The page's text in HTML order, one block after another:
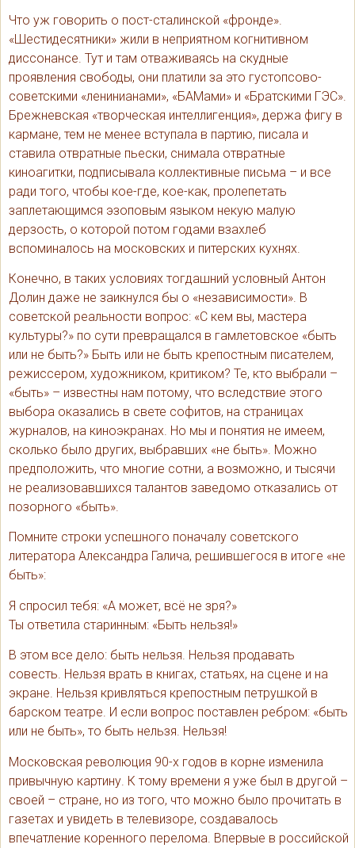
Что уж говорить о пост-сталинской «фронде».
«Шестидесятники» жили в неприятном когнитивном
диссонансе. Тут и там отваживаясь на скудные
проявления свободы, они платили за это густопсово-
советскими «ленинианами», «БАМами» и «Братскими ГЭС».
Брежневская «творческая интеллигенция», держа фигу в
кармане, тем не менее вступала в партию, писала и
ставила отвратные пьески, снимала отвратные
киноагитки, подписывала коллективные письма – и все
ради того, чтобы кое-где, кое-как, пролепетать
заплетающимся эзоповым языком некую малую
дерзость, о которой потом годами взахлеб
вспоминалось на московских и питерских кухнях.
Конечно, в таких условиях тогдашний условный Антон
Долин даже не заикнулся бы о «независимости». В
советской реальности вопрос: «С кем вы, мастера
культуры?» по сути превращался в гамлетовское «быть
или не быть?» Быть или не быть крепостным писателем,
режиссером, художником, критиком? Те, кто выбрали –
«быть» – известны нам потому, что вследствие этого
выбора оказались в свете софитов, на страницах
журналов, на киноэкранах. Но мы и понятия не имеем,
сколько было других, выбравших «не быть». Можно
предположить, что многие сотни, а возможно, и тысячи
не реализовавшихся талантов заведомо отказались от
позорного «быть».
Помните строки успешного поначалу советского
литератора Александра Галича, решившегося в итоге «не
быть»:
Я спросил тебя: «А может, всё не зря?»
Ты ответила старинным: «Быть нельзя!»
В этом все дело: быть нельзя. Нельзя продавать
совесть. Нельзя врать в книгах, статьях, на сцене и на
экране. Нельзя кривляться крепостным петрушкой в
барском театре. И если вопрос поставлен ребром: «быть
или не быть», то быть нельзя. Нельзя!
Московская революция 90-х годов в корне изменила
привычную картину. К тому времени я уже был в другой –
своей – стране, но из того, что можно было прочитать в
газетах и увидеть в телевизоре, создавалось
впечатление коренного перелома. Впервые в российской